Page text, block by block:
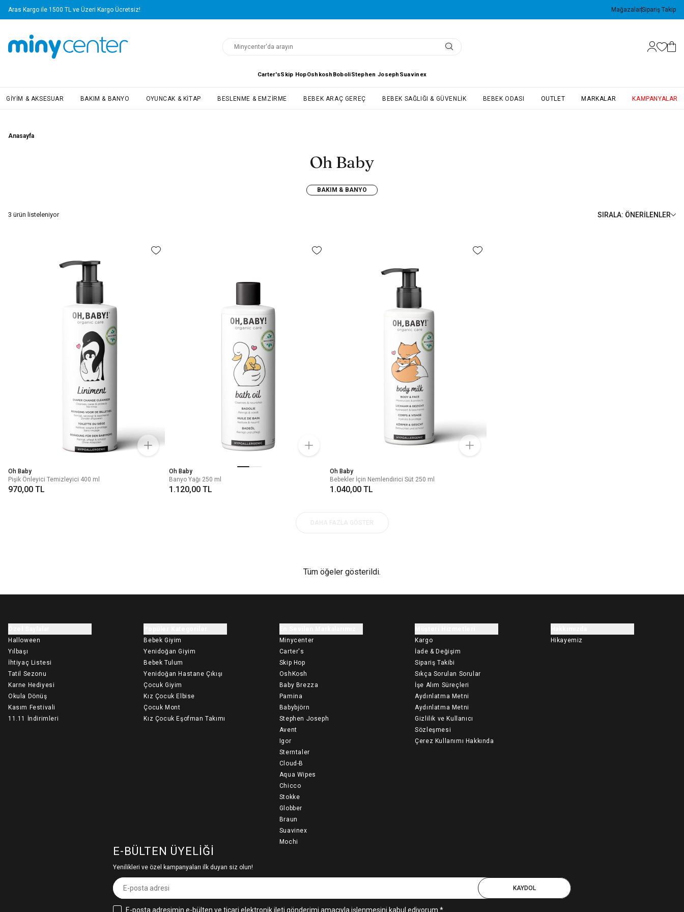
Aras Kargo ile 1500 TL ve Üzeri Kargo Ücretsiz! MağazalarSipariş Takip
Carter'sSkip HopOshkosh BoboliStephen Joseph Suavinex
GIYIM & AKSESUAR BAKIM & BANYO OYUNCAK & KITAP BESLENME & EMZIRME BEBEK ARAÇ GEREÇ BEBEK SAĞLIĞI & GÜVENLIK BEBEK ODASI OUTLET MARKALAR KAMPANYALAR
Anasayfa
Oh Baby
BAKIM & BANYO
3 ürün listeleniyor SIRALA: ÖNERILENLER
Oh Baby
Pişik Önleyici Temizleyici 400 ml
970,00 TL
Oh Baby
Banyo Yağı 250 ml
1.120,00 TL
Oh Baby
Bebekler İçin Nemlendirici Süt 250 ml
1.040,00 TL
Tüm öğeler gösterildi.
Halloween
Yılbaşı
İhtiyaç Listesi
Tatil Sezonu
Karne Hediyesi
Okula Dönüş
Kasım Festivali
11.11 İndirimleri
Bebek Giyim
Yenidoğan Giyim
Bebek Tulum
Yenidoğan Hastane Çıkışı
Çocuk Giyim
Kız Çocuk Elbise
Çocuk Mont
Kız Çocuk Eşofman Takımı
Minycenter
Carter's
Skip Hop
OshKosh
Baby Brezza
Pamina
Babybjörn
Stephen Joseph
Avent
Igor
Sterntaler
Cloud-B
Aqua Wipes
Chicco
Stokke
Globber
Braun
Suavinex
Mochi
Kargo
İade & Değişim
Sipariş Takibi
Sıkça Sorulan Sorular
İşe Alım Süreçleri
Aydınlatma Metni
Aydınlatma Metni
Gizlilik ve Kullanıcı
Sözleşmesi
Çerez Kullanımı Hakkında
Hikayemiz
E-BÜLTEN ÜYELIĞI
Yenilikleri ve özel kampanyaları ilk duyan siz olun!
KAYDOL
E-posta adresimin e-bülten ve ticari elektronik ileti gönderimi amacıyla işlenmesini kabul ediyorum *